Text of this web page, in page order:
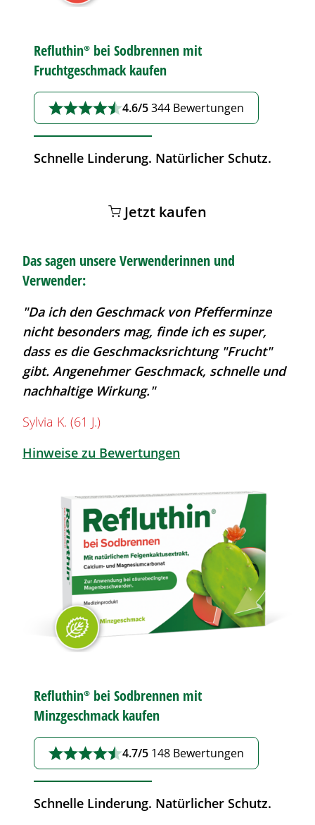
Refluthin® bei Sodbrennen mit
Fruchtgeschmack kaufen
4.6/5344 Bewertungen
Schnelle Linderung. Natürlicher Schutz.
Jetzt kaufen
Das sagen unsere Verwenderinnen und
Verwender:
"Da ich den Geschmack von Pfefferminze
nicht besonders mag, finde ich es super,
dass es die Geschmacksrichtung "Frucht"
gibt. Angenehmer Geschmack, schnelle und
nachhaltige Wirkung."
Sylvia K. (61 J.)
Hinweise zu Bewertungen
Refluthin® bei Sodbrennen mit
Minzgeschmack kaufen
4.7/5 148 Bewertungen
Schnelle Linderung. Natürlicher Schutz.